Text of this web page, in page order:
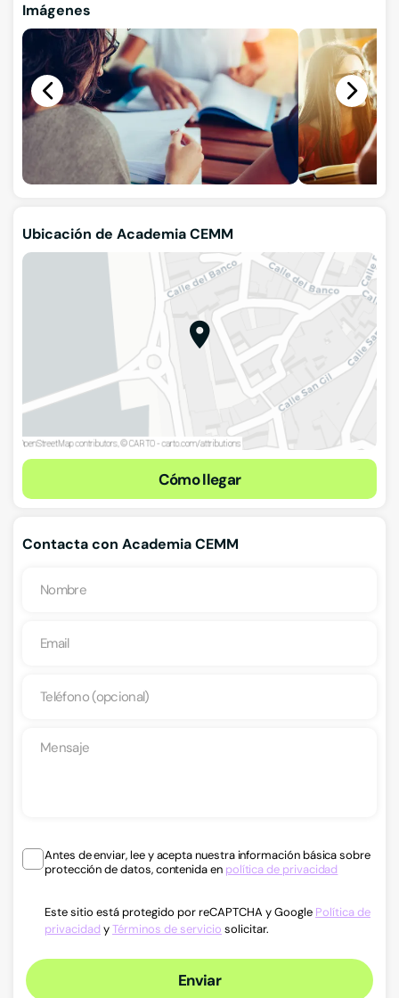
Imágenes
Ubicación de Academia CEMM
Cómo llegar
Contacta con Academia CEMM
Antes de enviar, lee y acepta nuestra información básica sobre
protección de datos, contenida en política de privacidad
Este sitio está protegido por reCAPTCHA y Google Política de
privacidad yTérminos de servicio solicitar.
Enviar